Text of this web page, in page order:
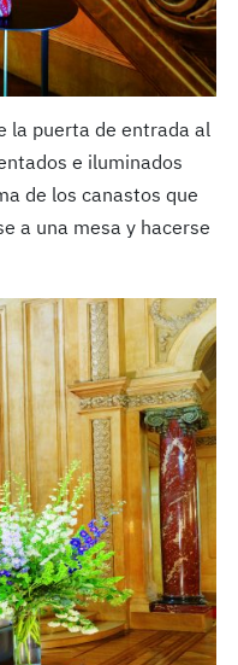
la puerta de entrada al
e iluminados
de los canastos que
a una mesa y hacerse